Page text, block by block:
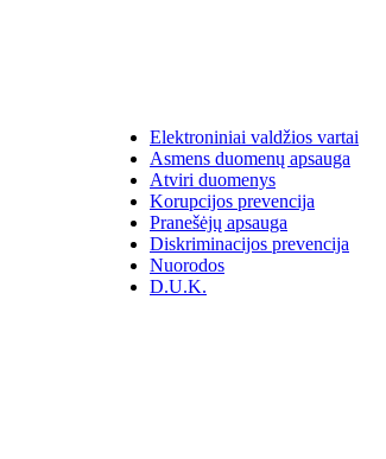
Elektroniniai valdžios vartai
Asmens duomenų apsauga
Atviri duomenys
Korupcijos prevencija
Pranešėjų apsauga
Diskriminacijos prevencija
Nuorodos
D.U.K.